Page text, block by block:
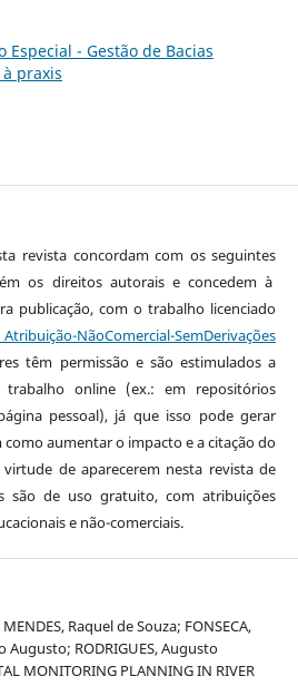
Especial - Gestão de Bacias
praxis
revista concordam com os seguintes
os direitos autorais e concedem à
publicação, com o trabalho licenciado
NãoComercial-SemDerivações
têm permissão e são estimulados a
online (ex.: em repositórios
pessoal), já que isso pode gerar
aumentar o impacto e a citação do
de aparecerem nesta revista de
são de uso gratuito, com atribuições
e não-comerciais.
Raquel de Souza; FONSECA,
Augusto; RODRIGUES, Augusto
MONITORING PLANNING IN RIVER